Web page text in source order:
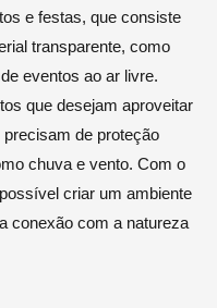
e festas, que consiste
transparente, como
eventos ao ar livre.
que desejam aproveitar
de proteção
chuva e vento. Com o
criar um ambiente
conexão com a natureza